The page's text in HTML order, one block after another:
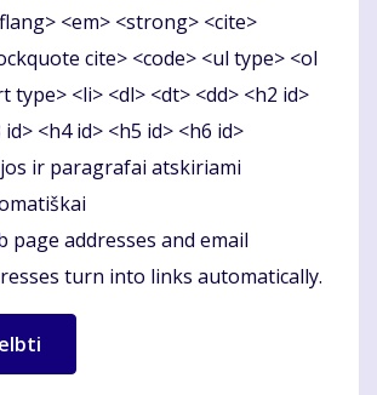
<em> <strong> <cite>
cite> <code> <ul type> <ol
type> <li> <dl> <dt> <dd> <h2 id>
id> <h4 id> <h5 id> <h6 id>
ir paragrafai atskiriami
page addresses and email
turn into links automatically.